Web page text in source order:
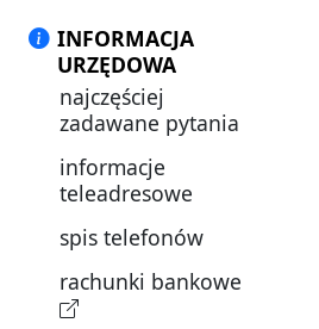
INFORMACJA
URZĘDOWA
najczęściej
zadawane pytania
informacje
teleadresowe
spis telefonów
rachunki bankowe